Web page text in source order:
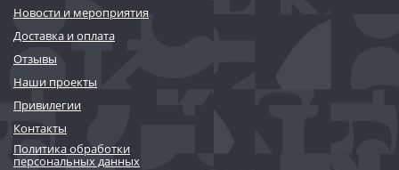
Новости и мероприятия
Доставка и оплата
Отзывы
Наши проекты
Привилегии
Контакты
Политика обработки
персональных данных